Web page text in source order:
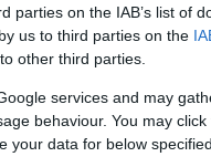
parties on the IAB’s list of
us to third parties on the
other third parties.
services and may
behaviour. You may
your data for below
motorral, de jól
állok. Nem
elöl.”